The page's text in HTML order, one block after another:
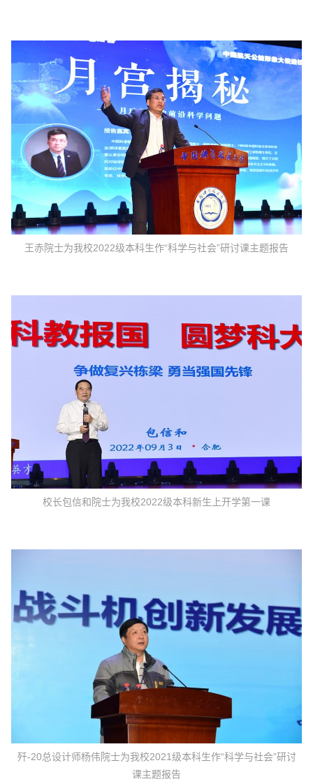
王赤院士为我校2022级本科生作“科学与社会”研讨课主题报告
校长包信和院士为我校2022级本科新生上开学第一课
歼-20总设计师杨伟院士为我校2021级本科生作“科学与社会”研讨
课主题报告